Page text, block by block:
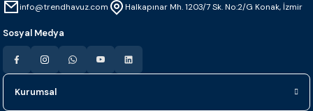
info@trendhavuz.com
Halkapınar Mh. 1203/7 Sk. No:2/G Konak, İzmir
Sosyal Medya
Kurumsal